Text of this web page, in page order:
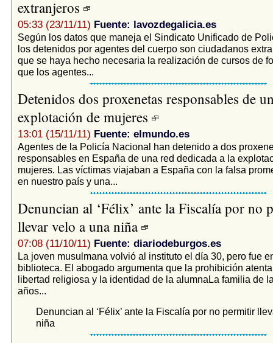
extranjeros
05:33 (23/11/11) Fuente: lavozdegalicia.es
Según los datos que maneja el Sindicato Unificado de
los detenidos por agentes del cuerpo son ciudadanos
que se haya hecho necesaria la realización de cursos de
que los agentes...
Detenidos dos proxenetas responsables de
explotación de mujeres
13:01 (15/11/11) Fuente: elmundo.es
Agentes de la Policía Nacional han detenido a dos
responsables en España de una red dedicada a la
mujeres. Las víctimas viajaban a España con la falsa
en nuestro país y una...
Denuncian al ‘Félix’ ante la Fiscalía por no
llevar velo a una niña
07:08 (11/10/11) Fuente: diariodeburgos.es
La joven musulmana volvió al instituto el día 30, pero fue
biblioteca. El abogado argumenta que la prohibición
libertad religiosa y la identidad de la alumnaLa familia de
años...
Denuncian al ‘Félix’ ante la Fiscalía por no permitir
niña